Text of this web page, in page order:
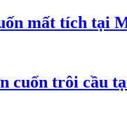
mất tích tại
cuốn trôi cầu